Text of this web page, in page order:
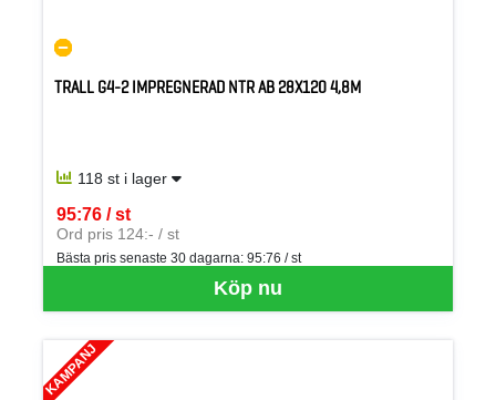
TRALL G4-2 IMPREGNERAD NTR AB 28X120 4,8M
118 st i lager
Köp nu
95:76 / st
SEK per ST
Ord pris 124:- / st
Bästa pris senaste 30 dagarna: 95:76 / st
KAMPANJ